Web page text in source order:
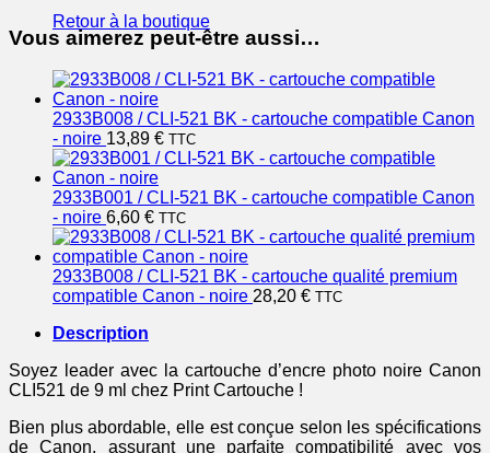
Retour à la boutique
Vous aimerez peut-être aussi…
2933B008 / CLI-521 BK - cartouche compatible Canon
- noire 13,89 € TTC
2933B001 / CLI-521 BK - cartouche compatible Canon
- noire 6,60 € TTC
2933B008 / CLI-521 BK - cartouche qualité premium
compatible Canon - noire 28,20 € TTC
Description
Soyez leader avec la cartouche d’encre photo noire Canon
CLI521 de 9 ml chez Print Cartouche !
Bien plus abordable, elle est conçue selon les spécifications
de Canon, assurant une parfaite compatibilité avec vos